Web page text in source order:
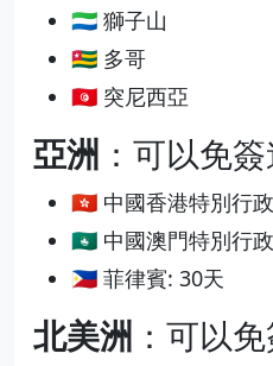
🇸🇱 獅子山
🇹🇬 多哥
🇹🇳 突尼西亞
亞洲 ：可以免
🇭🇰 中國香港特別行
🇲🇴 中國澳門特別行
🇵🇭 菲律賓: 30天
北美洲 ：可以